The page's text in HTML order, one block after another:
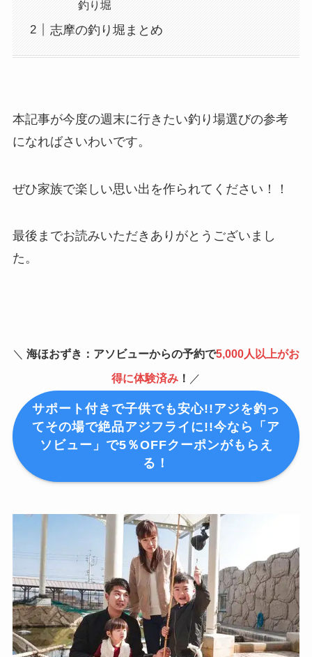
釣り堀
志摩の釣り堀まとめ
本記事が今度の週末に行きたい釣り場選びの参考
になればさいわいです。
ぜひ家族で楽しい思い出を作られてください！！
最後までお読みいただきありがとうございまし
た。
＼ 海ほおずき：アソビューからの予約で5,000人以上がお
得に体験済み ！ ／
サポート付きで子供でも安心!!アジを釣っ
てその場で絶品アジフライに!!今なら「ア
ソビュー」で5％OFFクーポンがもらえ
る！